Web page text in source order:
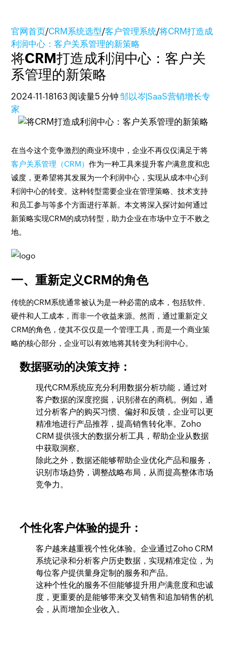
官网首页/CRM系统选型/客户管理系统/将CRM打造成
利润中心：客户关系管理的新策略
将CRM打造成利润中心：客户关
系管理的新策略
2024-11-18163 阅读量5 分钟 邹以岑|SaaS营销增长专
家
在当今这个竞争激烈的商业环境中，企业不再仅仅满足于将
客户关系管理（CRM）作为一种工具来提升客户满意度和忠
诚度，更希望将其发展为一个利润中心，实现从成本中心到
利润中心的转变。这种转型需要企业在管理策略、技术支持
和员工参与等多个方面进行革新。本文将深入探讨如何通过
新策略实现CRM的成功转型，助力企业在市场中立于不败之
地。
一、重新定义CRM的角色
传统的CRM系统通常被认为是一种必需的成本，包括软件、
硬件和人工成本，而非一个收益来源。然而，通过重新定义
CRM的角色，使其不仅仅是一个管理工具，而是一个商业策
略的核心部分，企业可以有效地将其转变为利润中心。
数据驱动的决策支持：
现代CRM系统应充分利用数据分析功能，通过对
客户数据的深度挖掘，识别潜在的商机。例如，通
过分析客户的购买习惯、偏好和反馈，企业可以更
精准地进行产品推荐，提高销售转化率。Zoho
CRM 提供强大的数据分析工具，帮助企业从数据
中获取洞察。
除此之外，数据还能够帮助企业优化产品和服务，
识别市场趋势，调整战略布局，从而提高整体市场
竞争力。
个性化客户体验的提升：
客户越来越重视个性化体验。企业通过Zoho CRM
系统记录和分析客户历史数据，实现精准定位，为
每位客户提供量身定制的服务和产品。
这种个性化的服务不但能够提升用户满意度和忠诚
度，更重要的是能够带来交叉销售和追加销售的机
会，从而增加企业收入。